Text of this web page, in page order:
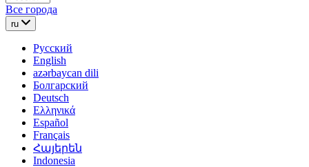
Все города
ru
Русский
English
azərbaycan dili
Болгарский
Deutsch
Ελληνικά
Español
Français
Հայերեն
Indonesia